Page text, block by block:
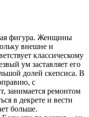
фигура. Женщины
внешне и
классическому
ум заставляет его
долей скепсиса. В
с
занимается ремонтом
в декрете и вести
больше.